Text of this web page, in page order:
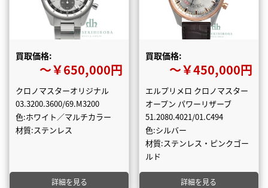
買取価格:
〜￥650,000円
クロノマスターオリジナル
03.3200.3600/69.M3200
色:ホワイト／マルチカラー
材質:ステンレス
詳細を見る
買取価格:
〜￥450,000円
エルプリメロ クロノマスター
オープン パワーリザーブ
51.2080.4021/01.C494
色:シルバー
材質:ステンレス・ピンクゴー
ルド
詳細を見る